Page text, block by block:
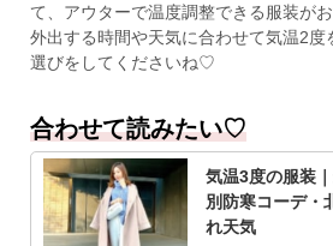
て、アウターで温度調整できる服装が
外出する時間や天気に合わせて気温2度
選びをしてくださいね♡
合わせて読みたい♡
気温3度の服装
別防寒コーデ・
れ天気